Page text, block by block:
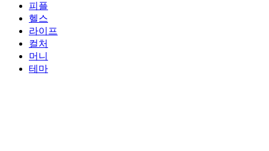
피플
헬스
라이프
컬처
머니
테마